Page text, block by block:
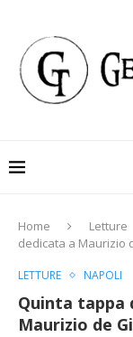
Home Letture
dedicata a Maurizio
LETTURE NAPOLI
Quinta tappa
Maurizio de